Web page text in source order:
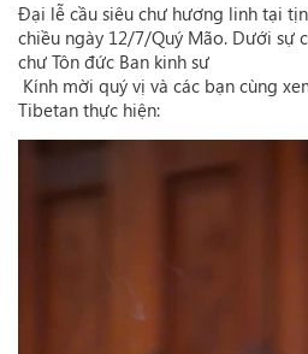
Đại lễ cầu siêu chư hương linh tại
chiều ngày 12/7/Quý Mão. Dưới sự
chư Tôn đức Ban kinh sư
Kính mời quý vị và các bạn cùng
Tibetan thực hiện: